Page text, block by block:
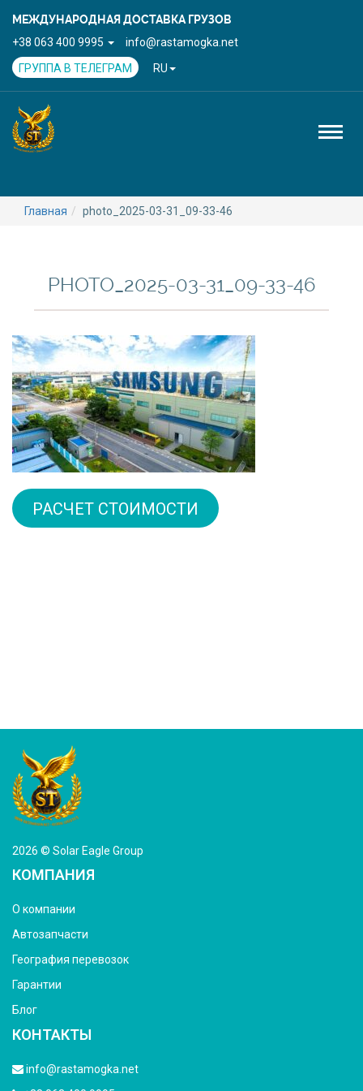
МЕЖДУНАРОДНАЯ ДОСТАВКА ГРУЗОВ
+38 063 400 9995
info@rastamogka.net
ГРУППА В ТЕЛЕГРАМ
RU
Главная photo_2025-03-31_09-33-46
PHOTO_2025-03-31_09-33-46
РАСЧЕТ СТОИМОСТИ
2026 © Solar Eagle Group
КОМПАНИЯ
О компании
Автозапчасти
География перевозок
Гарантии
Блог
КОНТАКТЫ
info@rastamogka.net